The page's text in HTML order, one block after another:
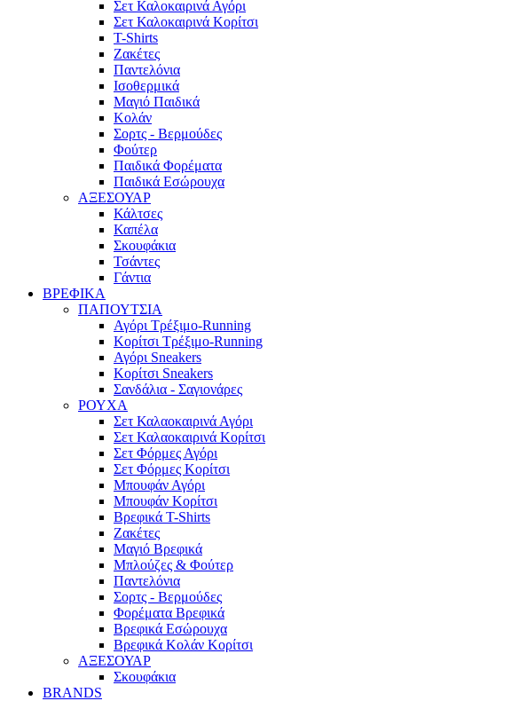
Σετ Καλοκαιρινά Αγόρι
Σετ Καλοκαιρινά Κορίτσι
T-Shirts
Ζακέτες
Παντελόνια
Ισοθερμικά
Μαγιό Παιδικά
Κολάν
Σορτς - Βερμούδες
Φούτερ
Παιδικά Φορέματα
Παιδικά Εσώρουχα
ΑΞΕΣΟΥΑΡ
Κάλτσες
Καπέλα
Σκουφάκια
Τσάντες
Γάντια
ΒΡΕΦΙΚΑ
ΠΑΠΟΥΤΣΙΑ
Αγόρι Τρέξιμο-Running
Κορίτσι Τρέξιμο-Running
Αγόρι Sneakers
Κορίτσι Sneakers
Σανδάλια - Σαγιονάρες
ΡΟΥΧΑ
Σετ Καλαοκαιρινά Αγόρι
Σετ Καλαοκαιρινά Κορίτσι
Σετ Φόρμες Αγόρι
Σετ Φόρμες Κορίτσι
Mπουφάν Αγόρι
Mπουφάν Κορίτσι
Βρεφικά T-Shirts
Ζακέτες
Μαγιό Βρεφικά
Mπλούζες & Φούτερ
Παντελόνια
Σορτς - Βερμούδες
Φορέματα Βρεφικά
Βρεφικά Εσώρουχα
Βρεφικά Κολάν Κορίτσι
ΑΞΕΣΟΥΑΡ
Σκουφάκια
BRANDS